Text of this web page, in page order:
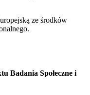
ze środków
Badania Społeczne i